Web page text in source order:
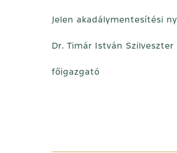
Jelen akadálymentesítési
Dr. Timár István Szilveszter
főigazgató